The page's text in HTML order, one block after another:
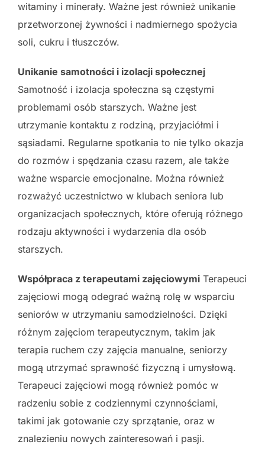
witaminy i minerały. Ważne jest również unikanie
przetworzonej żywności i nadmiernego spożycia
soli, cukru i tłuszczów.
Unikanie samotności i izolacji społecznej
Samotność i izolacja społeczna są częstymi
problemami osób starszych. Ważne jest
utrzymanie kontaktu z rodziną, przyjaciółmi i
sąsiadami. Regularne spotkania to nie tylko okazja
do rozmów i spędzania czasu razem, ale także
ważne wsparcie emocjonalne. Można również
rozważyć uczestnictwo w klubach seniora lub
organizacjach społecznych, które oferują różnego
rodzaju aktywności i wydarzenia dla osób
starszych.
Współpraca z terapeutami zajęciowymi Terapeuci
zajęciowi mogą odegrać ważną rolę w wsparciu
seniorów w utrzymaniu samodzielności. Dzięki
różnym zajęciom terapeutycznym, takim jak
terapia ruchem czy zajęcia manualne, seniorzy
mogą utrzymać sprawność fizyczną i umysłową.
Terapeuci zajęciowi mogą również pomóc w
radzeniu sobie z codziennymi czynnościami,
takimi jak gotowanie czy sprzątanie, oraz w
znalezieniu nowych zainteresowań i pasji.